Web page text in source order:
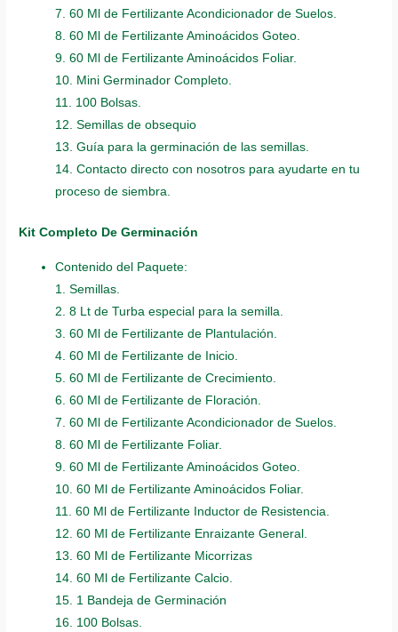
7. 60 Ml de Fertilizante Acondicionador de Suelos.
8. 60 Ml de Fertilizante Aminoácidos Goteo.
9. 60 Ml de Fertilizante Aminoácidos Foliar.
10. Mini Germinador Completo.
11. 100 Bolsas.
12. Semillas de obsequio
13. Guía para la germinación de las semillas.
14. Contacto directo con nosotros para ayudarte en tu
proceso de siembra.
Kit Completo De Germinación
Contenido del Paquete:
1. Semillas.
2. 8 Lt de Turba especial para la semilla.
3. 60 Ml de Fertilizante de Plantulación.
4. 60 Ml de Fertilizante de Inicio.
5. 60 Ml de Fertilizante de Crecimiento.
6. 60 Ml de Fertilizante de Floración.
7. 60 Ml de Fertilizante Acondicionador de Suelos.
8. 60 Ml de Fertilizante Foliar.
9. 60 Ml de Fertilizante Aminoácidos Goteo.
10. 60 Ml de Fertilizante Aminoácidos Foliar.
11. 60 Ml de Fertilizante Inductor de Resistencia.
12. 60 Ml de Fertilizante Enraizante General.
13. 60 Ml de Fertilizante Micorrizas
14. 60 Ml de Fertilizante Calcio.
15. 1 Bandeja de Germinación
16. 100 Bolsas.